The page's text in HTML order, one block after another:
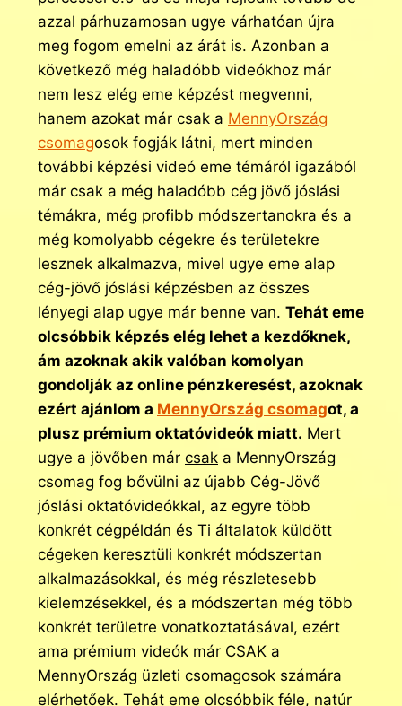
azzal párhuzamosan ugye várhatóan újra
meg fogom emelni az árát is. Azonban a
következő még haladóbb videókhoz már
nem lesz elég eme képzést megvenni,
hanem azokat már csak a MennyOrszág
csomagosok fogják látni, mert minden
további képzési videó eme témáról igazából
már csak a még haladóbb cég jövő jóslási
témákra, még profibb módszertanokra és a
még komolyabb cégekre és területekre
lesznek alkalmazva, mivel ugye eme alap
cég-jövő jóslási képzésben az összes
lényegi alap ugye már benne van. Tehát eme
olcsóbbik képzés elég lehet a kezdőknek,
ám azoknak akik valóban komolyan
gondolják az online pénzkeresést, azoknak
ezért ajánlom a MennyOrszág csomagot, a
plusz prémium oktatóvideók miatt. Mert
ugye a jövőben már csak a MennyOrszág
csomag fog bővülni az újabb Cég-Jövő
jóslási oktatóvideókkal, az egyre több
konkrét cégpéldán és Ti általatok küldött
cégeken keresztüli konkrét módszertan
alkalmazásokkal, és még részletesebb
kielemzésekkel, és a módszertan még több
konkrét területre vonatkoztatásával, ezért
ama prémium videók már CSAK a
MennyOrszág üzleti csomagosok számára
elérhetőek. Tehát eme olcsóbbik féle, natúr